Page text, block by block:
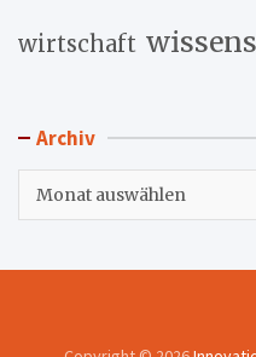
wirtschaft
Archiv